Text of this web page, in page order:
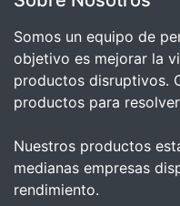
Somos un equipo de
objetivo es mejorar la
productos disruptivos.
productos para
Nuestros productos
medianas empresas
rendimiento.